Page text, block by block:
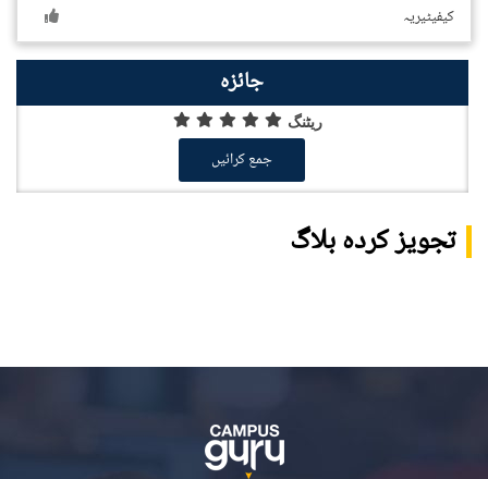
کیفیٹیریہ
جائزہ
ریٹنگ
جمع کرائیں
تجویز کردہ بلاگ